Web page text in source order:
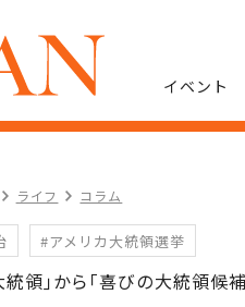
イベント
ライフ コラム
#アメリカ大統領選挙
統領｣から｢喜びの大統領候